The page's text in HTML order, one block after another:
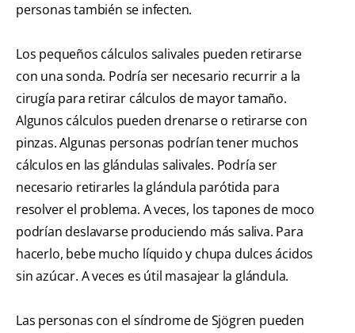
personas también se infecten.
Los pequeños cálculos salivales pueden retirarse
con una sonda. Podría ser necesario recurrir a la
cirugía para retirar cálculos de mayor tamaño.
Algunos cálculos pueden drenarse o retirarse con
pinzas. Algunas personas podrían tener muchos
cálculos en las glándulas salivales. Podría ser
necesario retirarles la glándula parótida para
resolver el problema. A veces, los tapones de moco
podrían deslavarse produciendo más saliva. Para
hacerlo, bebe mucho líquido y chupa dulces ácidos
sin azúcar. A veces es útil masajear la glándula.
Las personas con el síndrome de Sjögren pueden